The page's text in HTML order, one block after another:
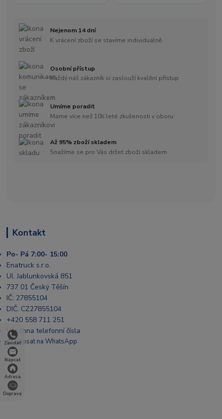
Zavolat
Napsat
Adresa
Doprava
Nejenom 14 dní
K vrácení zboží se stavíme individuálně
Osobní přístup
Každý náš zákazník si zaslouží kvalitní přístup
Umíme poradit
Máme více než 10ti leté zkušenosti v oboru
Až 95% zboží skladem
Snažíme se pro Vás držet zboží skladem
Kontakt
Po- Pá 7:00- 15:00
Enatruck s.r.o.
Ul. Jablunkovská 851
737 01 Český Těšín
IČ: 27855104
DIČ: CZ27855104
+420 558 711 251
Všechna telefonní čísla
📩 Napsat na WhatsApp